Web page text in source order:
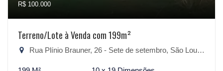
R$ 100.000
Terreno/Lote à Venda com 199m²
Rua Plínio Brauner, 26 - Sete de setembro, São Lourenço do Sul-RS